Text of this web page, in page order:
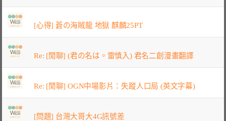
[心得] 蒼の海賊龍 地獄 麒麟25PT
Re: [閒聊] (君の名は。雷慎入) 君名二創漫畫翻譯
Re: [閒聊] OGN中場影片：失蹤人口局 (英文字幕)
[問題] 台灣大哥大4G訊號差